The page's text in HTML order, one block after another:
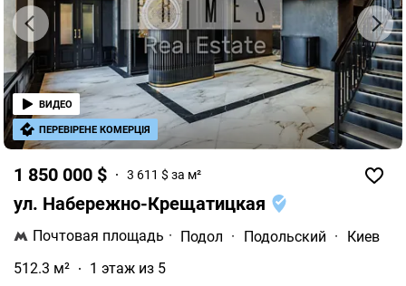
1 850 000 $ 3 611 $ за м²
ул. Набережно-Крещатицкая
Почтовая площадь · Подол · Подольский ·
Киев
512.3 м²
1 этаж из 5
ВИДЕО
ПЕРЕВІРЕНЕ КОМЕРЦІЯ